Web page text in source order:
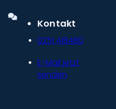
Kontakt
0251 418480
E-Mail jetzt
senden